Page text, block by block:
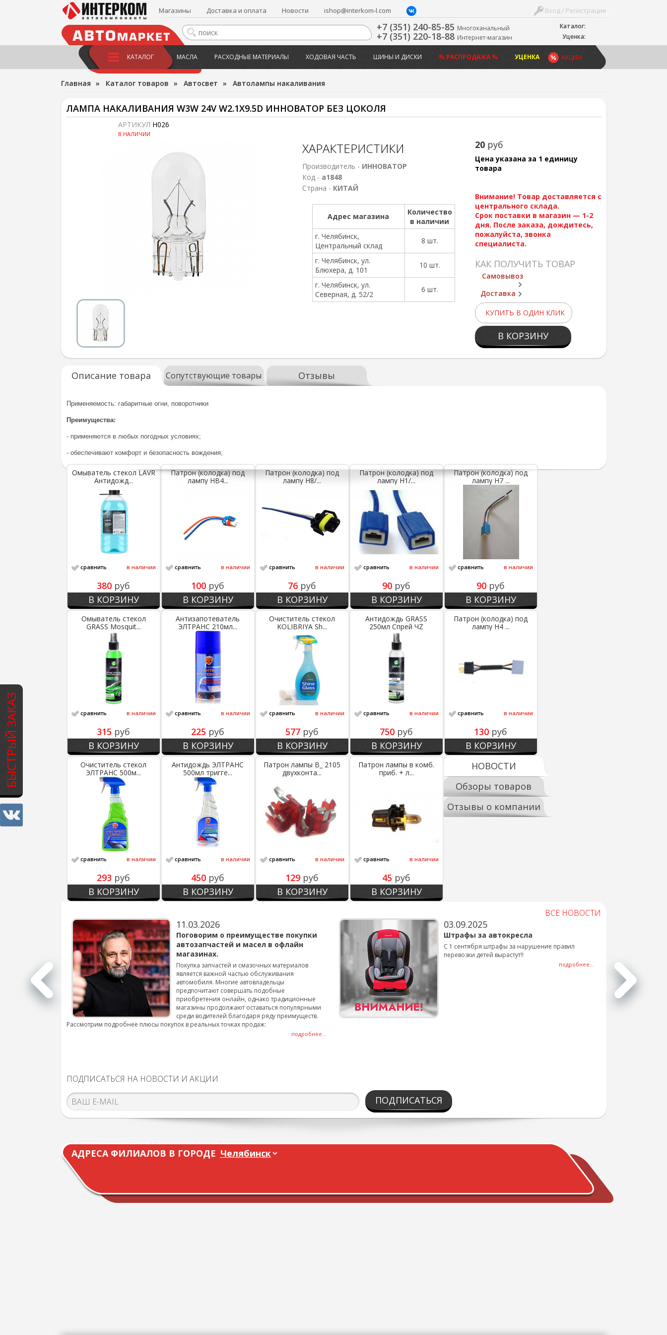
БЫСТРЫЙ ЗАКАЗ
Каталог:
Уценка:
Вход / Регистрация
Магазины Доставка и оплата Новости ishop@interkom-l.com
+7 (351) 240-85-85 Многоканальный
+7 (351) 220-18-88 Интернет-магазин
АКЦИИ
КАТАЛОГ МАСЛА РАСХОДНЫЕ МАТЕРИАЛЫ ХОДОВАЯ ЧАСТЬ ШИНЫ И ДИСКИ % РАСПРОДАЖА % УЦЕНКА
Главная » Каталог товаров » Автосвет » Автолампы накаливания
ЛАМПА НАКАЛИВАНИЯ W3W 24V W2.1X9.5D ИHHОВАТОР БЕЗ ЦОКОЛЯ
АРТИКУЛ H026
В НАЛИЧИИ
20 руб
Цена указана за 1 единицу
товара
Внимание! Товар доставляется с
центрального склада.
Срок поставки в магазин — 1-2
дня. После заказа, дождитесь,
пожалуйста, звонка
специалиста.
КАК ПОЛУЧИТЬ ТОВАР
Самовывоз
Доставка
КУПИТЬ В ОДИН КЛИК
В КОРЗИНУ
ХАРАКТЕРИСТИКИ
Производитель - ИННОВАТОР
Код - а1848
Страна - КИТАЙ
Адрес магазина
Количество
в наличии
г. Челябинск,
Центральный склад
8 шт.
г. Челябинск, ул.
Блюхера, д. 101
10 шт.
г. Челябинск, ул.
Северная, д. 52/2
6 шт.
Описание товара Сопутствующие товары Отзывы
Применяемость: габаритные огни, поворотники
Преимущества:
- применяются в любых погодных условиях;
- обеспечивают комфорт и безопасность вождения;
Омыватель стекол LAVR
Антидожд...
сравнить в наличии
380 руб
В КОРЗИНУ
Патрон (колодка) под
лампу НВ4...
сравнить в наличии
100 руб
В КОРЗИНУ
Патрон (колодка) под
лампу Н8/...
сравнить в наличии
76 руб
В КОРЗИНУ
Патрон (колодка) под
лампу Н1/...
сравнить в наличии
90 руб
В КОРЗИНУ
Патрон (колодка) под
лампу Н7 ...
сравнить в наличии
90 руб
В КОРЗИНУ
Омыватель стекол
GRASS Mosquit...
сравнить в наличии
315 руб
В КОРЗИНУ
Антизапотеватель
ЭЛТРАНС 210мл...
сравнить в наличии
225 руб
В КОРЗИНУ
Очиститель стекол
KOLIBRIYA Sh...
сравнить в наличии
577 руб
В КОРЗИНУ
Антидождь GRASS
250мл Спрей ЧZ
сравнить в наличии
750 руб
В КОРЗИНУ
Патрон (колодка) под
лампу Н4 ...
сравнить в наличии
130 руб
В КОРЗИНУ
Очиститель стекол
ЭЛТРАНС 500м...
сравнить в наличии
293 руб
В КОРЗИНУ
Антидождь ЭЛТРАНС
500мл тригге...
сравнить в наличии
450 руб
В КОРЗИНУ
Патрон лампы В_ 2105
двухконта...
сравнить в наличии
129 руб
В КОРЗИНУ
Патрон лампы в комб.
приб. + л...
сравнить в наличии
45 руб
В КОРЗИНУ
НОВОСТИ
Обзоры товаров
Отзывы о компании
ВСЕ НОВОСТИ
подробнее...
11.03.2026
Поговорим о преимуществе покупки
автозапчастей и масел в офлайн
магазинах.
Покупка запчастей и смазочных материалов
является важной частью обслуживания
автомобиля. Многие автовладельцы
предпочитают совершать подобные
приобретения онлайн, однако традиционные
магазины продолжают оставаться популярными
среди водителей благодаря ряду преимуществ.
Рассмотрим подробнее плюсы покупок в реальных точках продаж:
подробнее...
03.09.2025
Штрафы за автокресла
С 1 сентября штрафы за нарушение правил
перевозки детей вырастут!!
подробнее...
ПОДПИСАТЬСЯ НА НОВОСТИ И АКЦИИ
ПОДПИСАТЬСЯ
АДРЕСА ФИЛИАЛОВ В ГОРОДЕ